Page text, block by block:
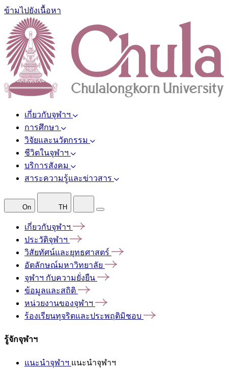
ข้ามไปยังเนื้อหา
เกี่ยวกับจุฬาฯ
การศึกษา
วิจัยและนวัตกรรม
ชีวิตในจุฬาฯ
บริการสังคม
สาระความรู้และข่าวสาร
On TH
เกี่ยวกับจุฬาฯ
ประวัติจุฬาฯ
วิสัยทัศน์และยุทธศาสตร์
อัตลักษณ์มหาวิทยาลัย
จุฬาฯ กับความยั่งยืน
ข้อมูลและสถิติ
หน่วยงานของจุฬาฯ
ร้องเรียนทุจริตและประพฤติมิชอบ
รู้จักจุฬาฯ
แนะนำจุฬาฯ แนะนำจุฬาฯ